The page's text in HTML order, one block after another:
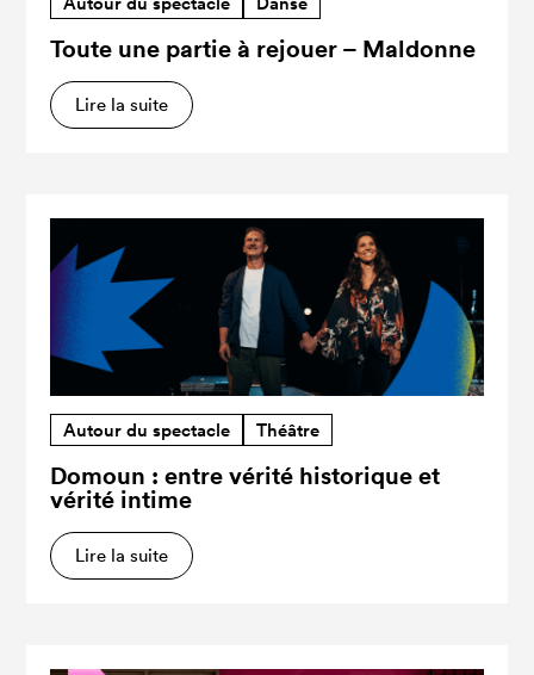
Toute une partie à rejouer – Maldonne
Lire la suite
Autour du spectacle Théâtre
Domoun : entre vérité historique et
vérité intime
Lire la suite